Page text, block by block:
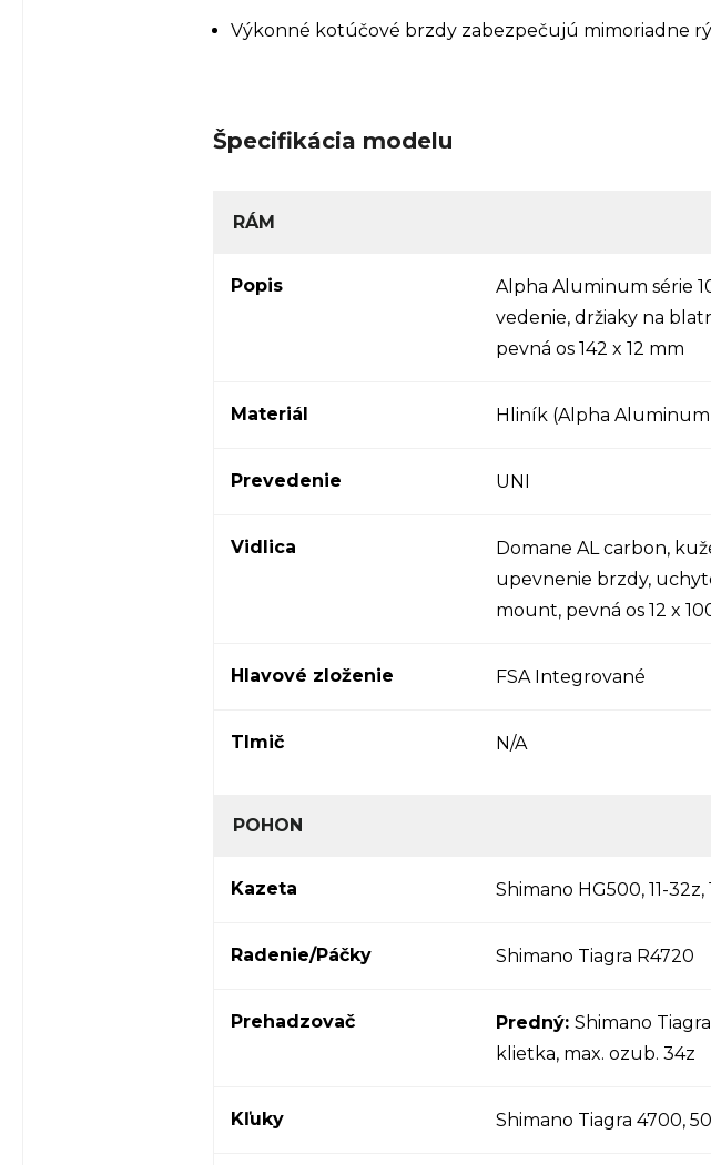
Výkonné kotúčové brzdy zabezpečujú mimoriadne
Špecifikácia modelu
RÁM
Popis
Alpha Aluminum série
vedenie, držiaky na
pevná os 142 x 12 mm
Materiál Hliník (Alpha Aluminum
Prevedenie UNI
Vidlica
Domane AL carbon,
upevnenie brzdy,
mount, pevná os 12 x
Hlavové zloženie FSA Integrované
Tlmič N/A
POHON
Kazeta Shimano HG500, 11-
Radenie/Páčky Shimano Tiagra R4720
Prehadzovač Predný: Shimano
klietka, max. ozub. 34z
Kľuky Shimano Tiagra 4700,